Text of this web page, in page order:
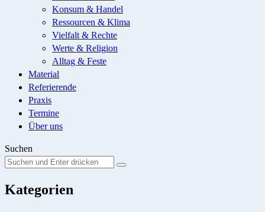
Konsum & Handel
Ressourcen & Klima
Vielfalt & Rechte
Werte & Religion
Alltag & Feste
Material
Referierende
Praxis
Termine
Über uns
Suchen
Suchen
nach:
Suche
Kategorien